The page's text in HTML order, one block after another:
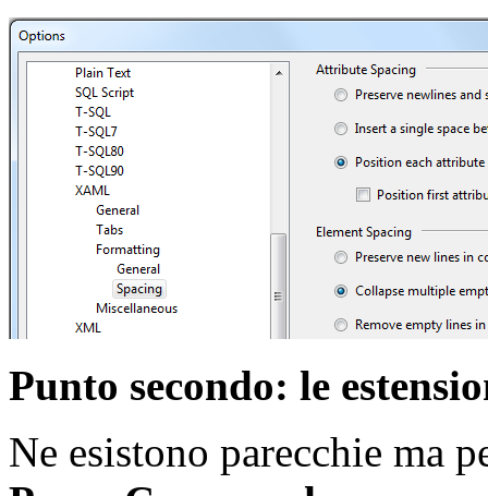
Punto secondo: le
Ne esistono parecchie ma